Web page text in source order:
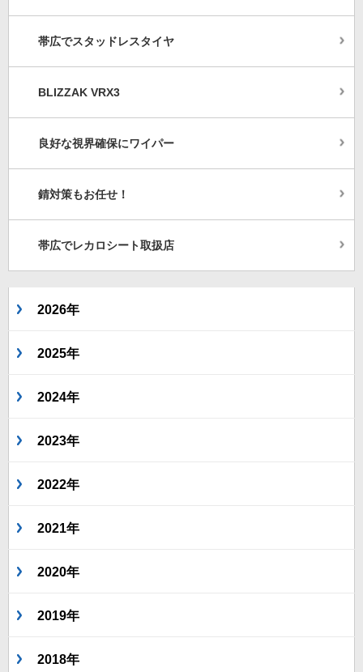
帯広でスタッドレスタイヤ
BLIZZAK VRX3
良好な視界確保にワイパー
錆対策もお任せ！
帯広でレカロシート取扱店
2026年
2025年
2024年
2023年
2022年
2021年
2020年
2019年
2018年